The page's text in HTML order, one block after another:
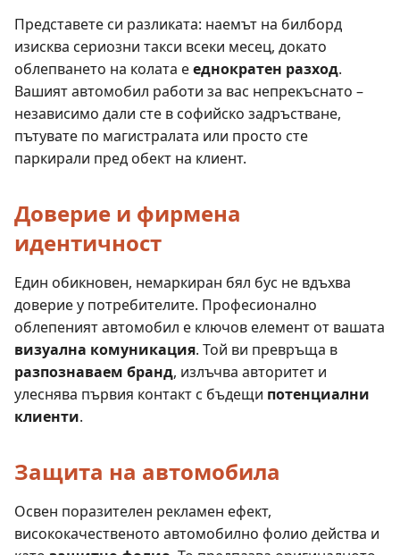
Представете си разликата: наемът на билборд
изисква сериозни такси всеки месец, докато
облепването на колата ееднократен разход.
Вашият автомобил работи за вас непрекъснато –
независимо дали сте в софийско задръстване,
пътувате по магистралата или просто сте
паркирали пред обект на клиент.
Доверие и фирмена
идентичност
Един обикновен, немаркиран бял бус не вдъхва
доверие у потребителите. Професионално
облепеният автомобил е ключов елемент от вашата
визуална комуникация. Той ви превръща в
разпознаваем бранд, излъчва авторитет и
улеснява първия контакт с бъдещи потенциални
клиенти.
Защита на автомобила
Освен поразителен рекламен ефект,
висококачественото автомобилно фолио действа и